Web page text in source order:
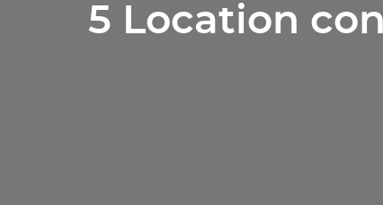
5 Location